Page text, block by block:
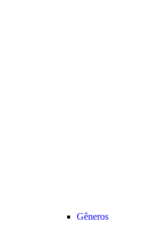
Gêneros